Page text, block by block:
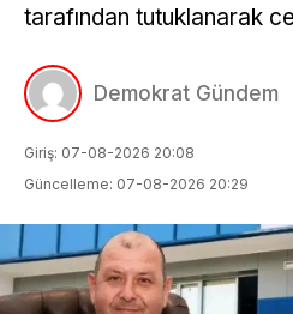
tarafından tutuklanarak
Demokrat Gündem
Giriş: 07-08-2026 20:08
Güncelleme: 07-08-2026 20:29